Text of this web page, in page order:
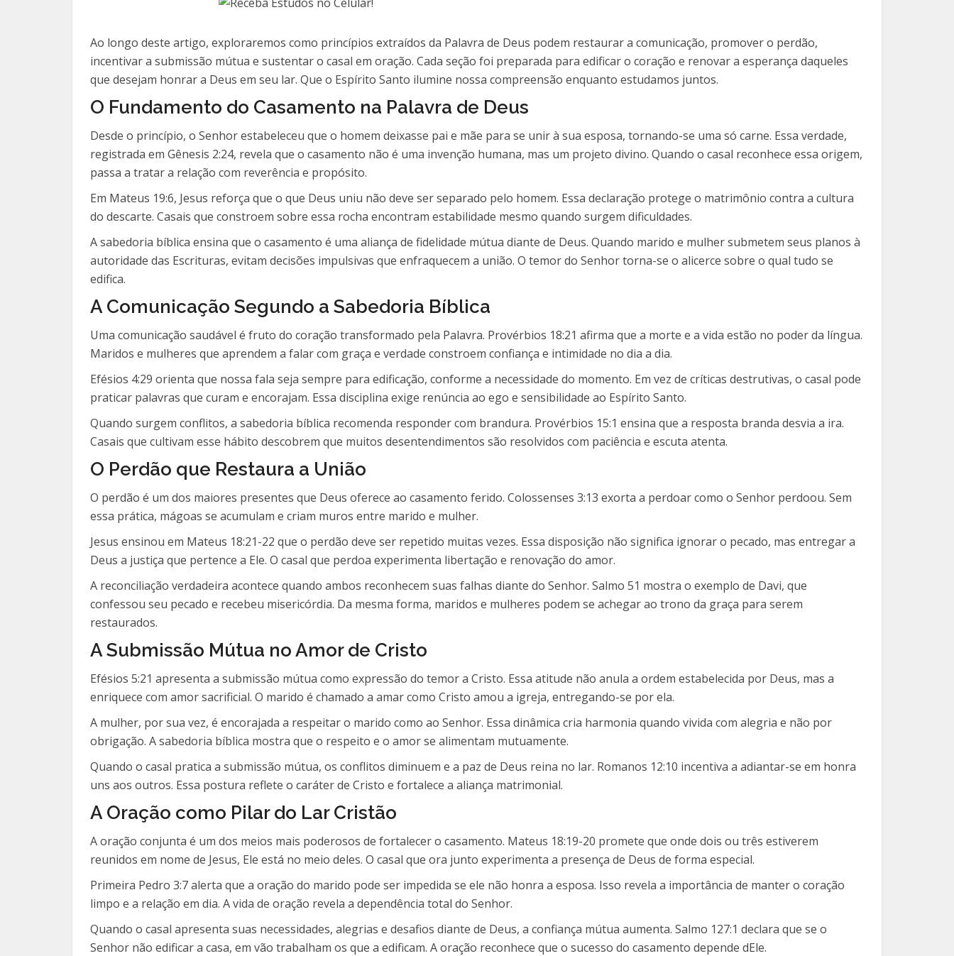
Ao longo deste artigo, exploraremos como princípios extraídos da Palavra de Deus podem restaurar a comunicação, promover o perdão,
incentivar a submissão mútua e sustentar o casal em oração. Cada seção foi preparada para edificar o coração e renovar a esperança daqueles
que desejam honrar a Deus em seu lar. Que o Espírito Santo ilumine nossa compreensão enquanto estudamos juntos.
O Fundamento do Casamento na Palavra de Deus
Desde o princípio, o Senhor estabeleceu que o homem deixasse pai e mãe para se unir à sua esposa, tornando-se uma só carne. Essa verdade,
registrada em Gênesis 2:24, revela que o casamento não é uma invenção humana, mas um projeto divino. Quando o casal reconhece essa origem,
passa a tratar a relação com reverência e propósito.
Em Mateus 19:6, Jesus reforça que o que Deus uniu não deve ser separado pelo homem. Essa declaração protege o matrimônio contra a cultura
do descarte. Casais que constroem sobre essa rocha encontram estabilidade mesmo quando surgem dificuldades.
A sabedoria bíblica ensina que o casamento é uma aliança de fidelidade mútua diante de Deus. Quando marido e mulher submetem seus planos à
autoridade das Escrituras, evitam decisões impulsivas que enfraquecem a união. O temor do Senhor torna-se o alicerce sobre o qual tudo se
edifica.
A Comunicação Segundo a Sabedoria Bíblica
Uma comunicação saudável é fruto do coração transformado pela Palavra. Provérbios 18:21 afirma que a morte e a vida estão no poder da língua.
Maridos e mulheres que aprendem a falar com graça e verdade constroem confiança e intimidade no dia a dia.
Efésios 4:29 orienta que nossa fala seja sempre para edificação, conforme a necessidade do momento. Em vez de críticas destrutivas, o casal pode
praticar palavras que curam e encorajam. Essa disciplina exige renúncia ao ego e sensibilidade ao Espírito Santo.
Quando surgem conflitos, a sabedoria bíblica recomenda responder com brandura. Provérbios 15:1 ensina que a resposta branda desvia a ira.
Casais que cultivam esse hábito descobrem que muitos desentendimentos são resolvidos com paciência e escuta atenta.
O Perdão que Restaura a União
O perdão é um dos maiores presentes que Deus oferece ao casamento ferido. Colossenses 3:13 exorta a perdoar como o Senhor perdoou. Sem
essa prática, mágoas se acumulam e criam muros entre marido e mulher.
Jesus ensinou em Mateus 18:21-22 que o perdão deve ser repetido muitas vezes. Essa disposição não significa ignorar o pecado, mas entregar a
Deus a justiça que pertence a Ele. O casal que perdoa experimenta libertação e renovação do amor.
A reconciliação verdadeira acontece quando ambos reconhecem suas falhas diante do Senhor. Salmo 51 mostra o exemplo de Davi, que
confessou seu pecado e recebeu misericórdia. Da mesma forma, maridos e mulheres podem se achegar ao trono da graça para serem
restaurados.
A Submissão Mútua no Amor de Cristo
Efésios 5:21 apresenta a submissão mútua como expressão do temor a Cristo. Essa atitude não anula a ordem estabelecida por Deus, mas a
enriquece com amor sacrificial. O marido é chamado a amar como Cristo amou a igreja, entregando-se por ela.
A mulher, por sua vez, é encorajada a respeitar o marido como ao Senhor. Essa dinâmica cria harmonia quando vivida com alegria e não por
obrigação. A sabedoria bíblica mostra que o respeito e o amor se alimentam mutuamente.
Quando o casal pratica a submissão mútua, os conflitos diminuem e a paz de Deus reina no lar. Romanos 12:10 incentiva a adiantar-se em honra
uns aos outros. Essa postura reflete o caráter de Cristo e fortalece a aliança matrimonial.
A Oração como Pilar do Lar Cristão
A oração conjunta é um dos meios mais poderosos de fortalecer o casamento. Mateus 18:19-20 promete que onde dois ou três estiverem
reunidos em nome de Jesus, Ele está no meio deles. O casal que ora junto experimenta a presença de Deus de forma especial.
Primeira Pedro 3:7 alerta que a oração do marido pode ser impedida se ele não honra a esposa. Isso revela a importância de manter o coração
limpo e a relação em dia. A vida de oração revela a dependência total do Senhor.
Quando o casal apresenta suas necessidades, alegrias e desafios diante de Deus, a confiança mútua aumenta. Salmo 127:1 declara que se o
Senhor não edificar a casa, em vão trabalham os que a edificam. A oração reconhece que o sucesso do casamento depende dEle.